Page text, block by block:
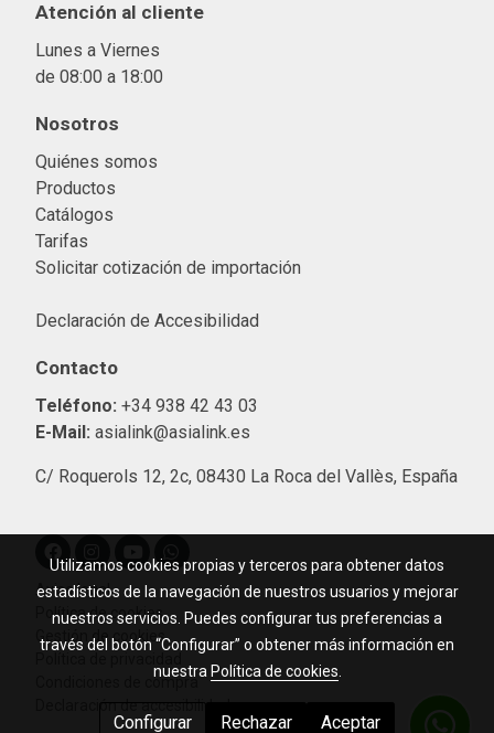
Atención al cliente
Lunes a Viernes
de 08:00 a 18:00
Nosotros
Quiénes somos
Productos
Catálogos
Tarifas
Solicitar cotización de importación
Declaración de Accesibilidad
Contacto
Teléfono: +34 938 42 43 03
E-Mail: asialink@asialink.es
C/ Roquerols 12, 2c, 08430 La Roca del Vallès, España
Aviso legal
Política de cookies
Gestión de cookies
Condiciones de compra
Utilizamos cookies propias y terceros para obtener datos
estadísticos de la navegación de nuestros usuarios y mejorar
nuestros servicios. Puedes configurar tus preferencias a
través del botón “Configurar” o obtener más información en
nuestra Política de cookies
Configurar Rechazar Aceptar